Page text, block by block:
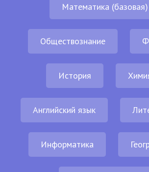
Математика (базовая)
Обществознание
История
Английский язык
Информатика